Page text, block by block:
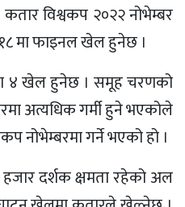
विश्वकप २०२२ नोभेम्बर
मा फाइनल खेल हुनेछ ।
४ खेल हुनेछ । समूह चरणको
अत्यधिक गर्मी हुने भएकोले
नोभेम्बरमा गर्ने भएको हो ।
दर्शक क्षमता रहेको अल